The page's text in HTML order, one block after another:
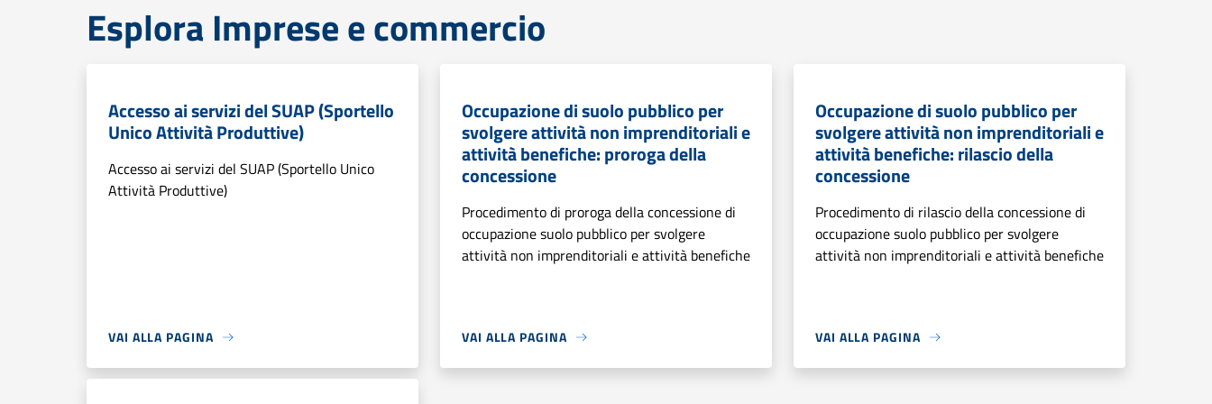
Esplora Imprese e commercio
Accesso ai servizi del SUAP (Sportello
Unico Attività Produttive)
Accesso ai servizi del SUAP (Sportello Unico
Attività Produttive)
VAI ALLA PAGINA
Occupazione di suolo pubblico per
svolgere attività non imprenditoriali e
attività benefiche: proroga della
concessione
Procedimento di proroga della concessione di
occupazione suolo pubblico per svolgere
attività non imprenditoriali e attività benefiche
VAI ALLA PAGINA
Occupazione di suolo pubblico per
svolgere attività non imprenditoriali e
attività benefiche: rilascio della
concessione
Procedimento di rilascio della concessione di
occupazione suolo pubblico per svolgere
attività non imprenditoriali e attività benefiche
VAI ALLA PAGINA